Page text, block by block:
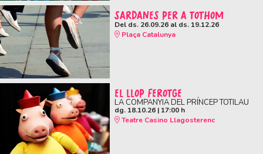
SARDANES PER A TOTHOM
Del ds. 26.09.26al ds. 19.12.26
Plaça Catalunya
EL LLOP FEROTGE
LA COMPANYIA DEL PRÍNCEP TOTILAU
dg. 18.10.26| 17:00 h
Teatre Casino Llagosterenc